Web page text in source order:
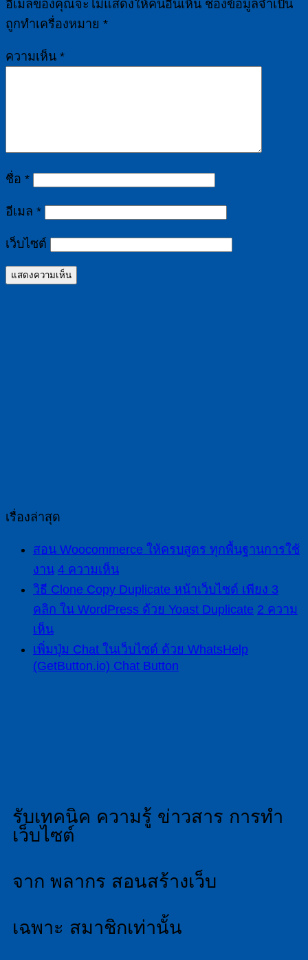
อีเมลของคุณจะไม่แสดงให้คนอื่นเห็น ช่องข้อมูลจำเป็น
ถูกทำเครื่องหมาย *
ความเห็น *
ชื่อ *
อีเมล *
เว็บไซต์
เรื่องล่าสุด
สอน Woocommerce ให้ครบสูตร ทุกพื้นฐานการใช้
งาน 4 ความเห็น
วิธี Clone Copy Duplicate หน้าเว็บไซต์ เพียง 3
คลิก ใน WordPress ด้วย Yoast Duplicate 2 ความ
เห็น
เพิ่มปุ่ม Chat ในเว็บไซต์ ด้วย WhatsHelp
(GetButton.io) Chat Button
รับเทคนิค ความรู้ ข่าวสาร การทำ
เว็บไซต์
จาก พลากร สอนสร้างเว็บ
เฉพาะ สมาชิกเท่านั้น